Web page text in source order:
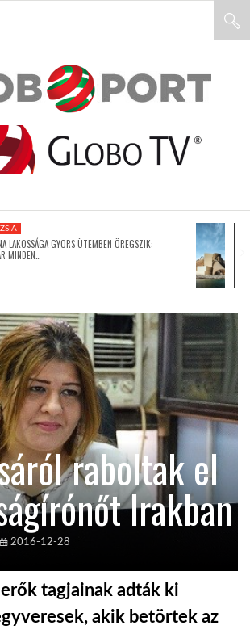
LAKOSSÁGA GYORS ÜTEMBEN ÖREGSZIK:
MINDEN…
raboltak el
Irakban
2016-12-28
tagjainak adták ki
akik betörtek az